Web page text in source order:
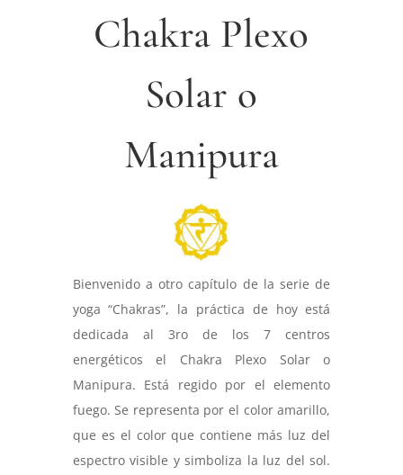
Chakra Plexo
Solar o
Manipura
Bienvenido a otro capítulo de la serie de
yoga “Chakras”, la práctica de hoy está
dedicada al 3ro de los 7 centros
energéticos el Chakra Plexo Solar o
Manipura. Está regido por el elemento
fuego. Se representa por el color amarillo,
que es el color que contiene más luz del
espectro visible y simboliza la luz del sol.